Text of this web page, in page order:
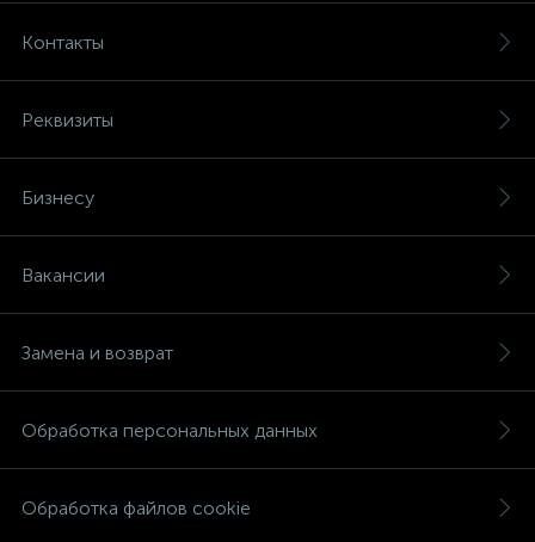
Контакты
Реквизиты
Бизнесу
Вакансии
Замена и возврат
Обработка персональных данных
Обработка файлов cookie